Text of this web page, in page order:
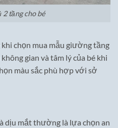
2 tầng cho bé
chọn mua mẫu giường tầng
gian và tâm lý của bé khi
màu sắc phù hợp với sở
dịu mắt thường là lựa chọn an